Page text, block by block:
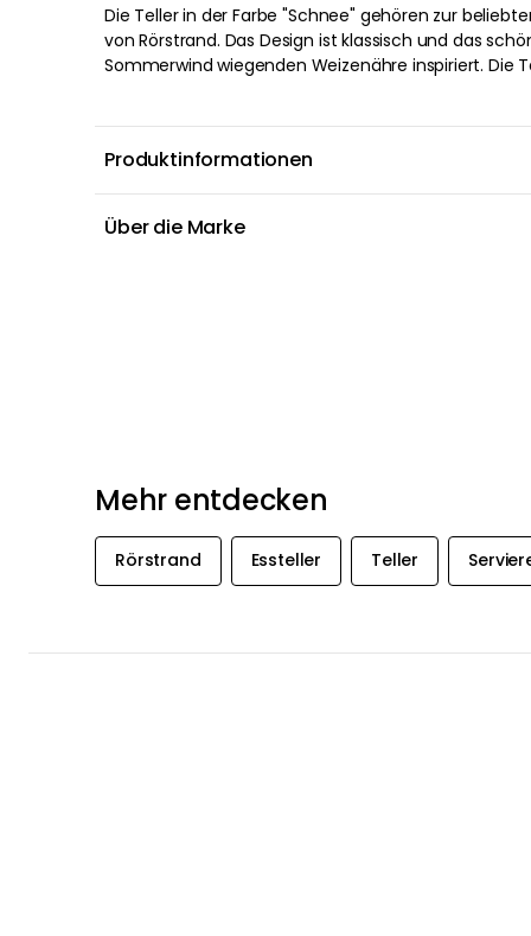
Die Teller in der Farbe "Schnee" gehören zur
von Rörstrand. Das Design ist klassisch und das
Sommerwind wiegenden Weizenähre inspiriert. Die
vorteilhafterweise mit anderen Produkten aus der
kombiniert werden, um eine schöne
Produktinformationen
Über die Marke
Mehr entdecken
Rörstrand Essteller Teller